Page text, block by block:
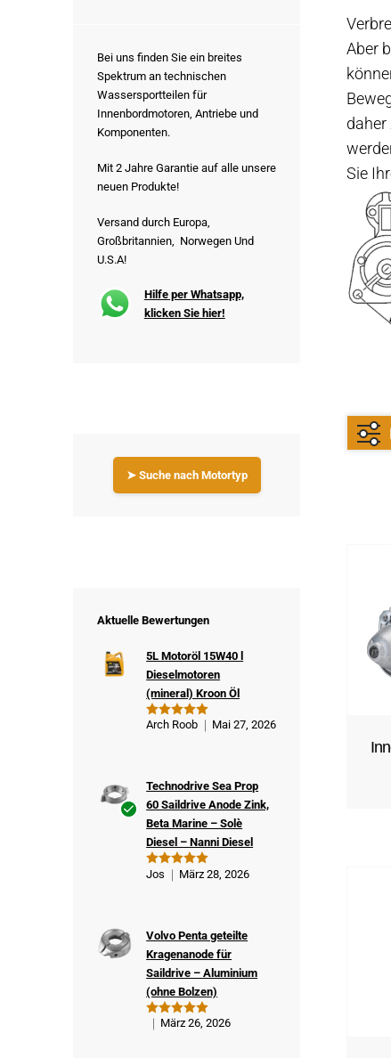
Aber
daher
Sie
Bei uns finden Sie ein breites
Spektrum an technischen
Wassersportteilen für
Innenbordmotoren, Antriebe und
Komponenten.
Mit 2 Jahre Garantie auf alle unsere
neuen Produkte!
Versand durch Europa,
Großbritannien, Norwegen Und
U.S.A!
Hilfe per Whatsapp,
klicken Sie hier!
➤ Suche nach Motortyp
Aktuelle Bewertungen
Bewertet
5L Motoröl 15W40 l
Dieselmotoren
(mineral) Kroon Öl
Arch Roob Mai 27, 2026
r
Bewertet
Technodrive Sea Prop
60 Saildrive Anode Zink,
Beta Marine – Solè
Diesel – Nanni Diesel
Jos März 28, 2026
Bewertet
Volvo Penta geteilte
Kragenanode für
Saildrive – Aluminium
(ohne Bolzen)
März 26, 2026